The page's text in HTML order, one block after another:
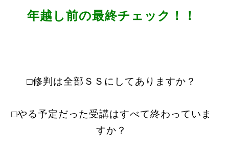
年越し前の最終チェック！！
□修判は全部ＳＳにしてありますか？
□やる予定だった受講はすべて終わっていま
すか？